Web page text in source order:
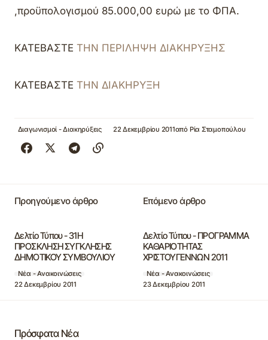
,προϋπολογισμού 85.000,00 ευρώ με το ΦΠΑ.
ΚΑΤΕΒΑΣΤΕ ΤΗΝ ΠΕΡΙΛΗΨΗ ΔΙΑΚΗΡΥΞΗΣ
ΚΑΤΕΒΑΣΤΕ ΤΗΝ ΔΙΑΚΗΡΥΞΗ
Διαγωνισμοί - Διακηρύξεις 22 Δεκεμβρίου 2011από Ρία Σταμοπούλου
Προηγούμενο άρθρο
Δελτίο Τύπου - 31Η
ΠΡΟΣΚΛΗΣΗ ΣΥΓΚΛΗΣΗΣ
ΔΗΜΟΤΙΚΟΥ ΣΥΜΒΟΥΛΙΟΥ
Νέα - Ανακοινώσεις
22 Δεκεμβρίου 2011
Επόμενο άρθρο
Δελτίο Τύπου - ΠΡΟΓΡΑΜΜΑ
ΚΑΘΑΡΙΟΤΗΤΑΣ
ΧΡΙΣΤΟΥΓΕΝΝΩΝ 2011
Νέα - Ανακοινώσεις
23 Δεκεμβρίου 2011
Πρόσφατα Νέα